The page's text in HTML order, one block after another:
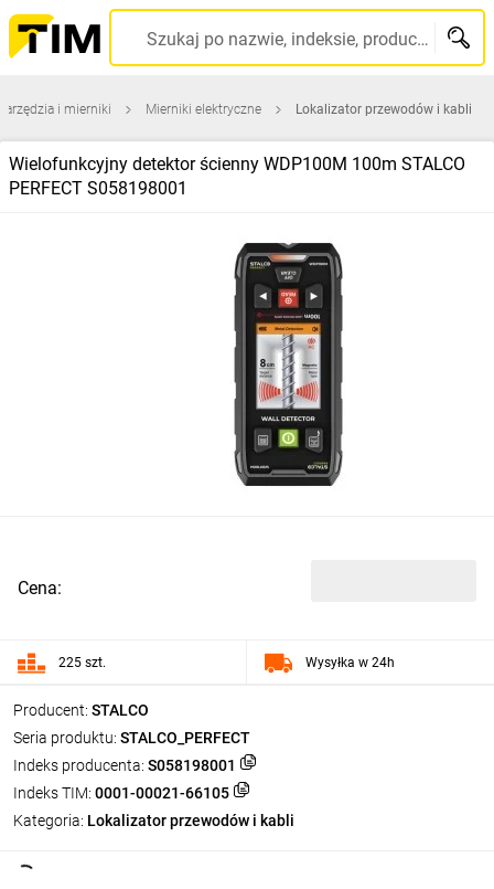
Szukaj po nazwie, indeksie, producencie, kodzie kreskowym...
i mierniki Mierniki elektryczne Lokalizator przewodów i kabli
Wielofunkcyjny detektor ścienny WDP100M 100m STALCO
PERFECT S058198001
Producent: STALCO
Seria produktu: STALCO_PERFECT
Indeks producenta: S058198001
Indeks TIM: 0001-00021-66105
Kategoria: Lokalizator przewodów i kabli
Cena:
225 szt. Wysyłka w 24h